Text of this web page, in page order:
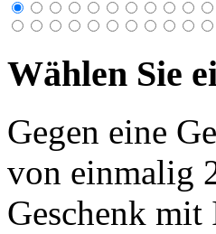
Wählen Sie
Gegen eine
von einmalig
Geschenk mit